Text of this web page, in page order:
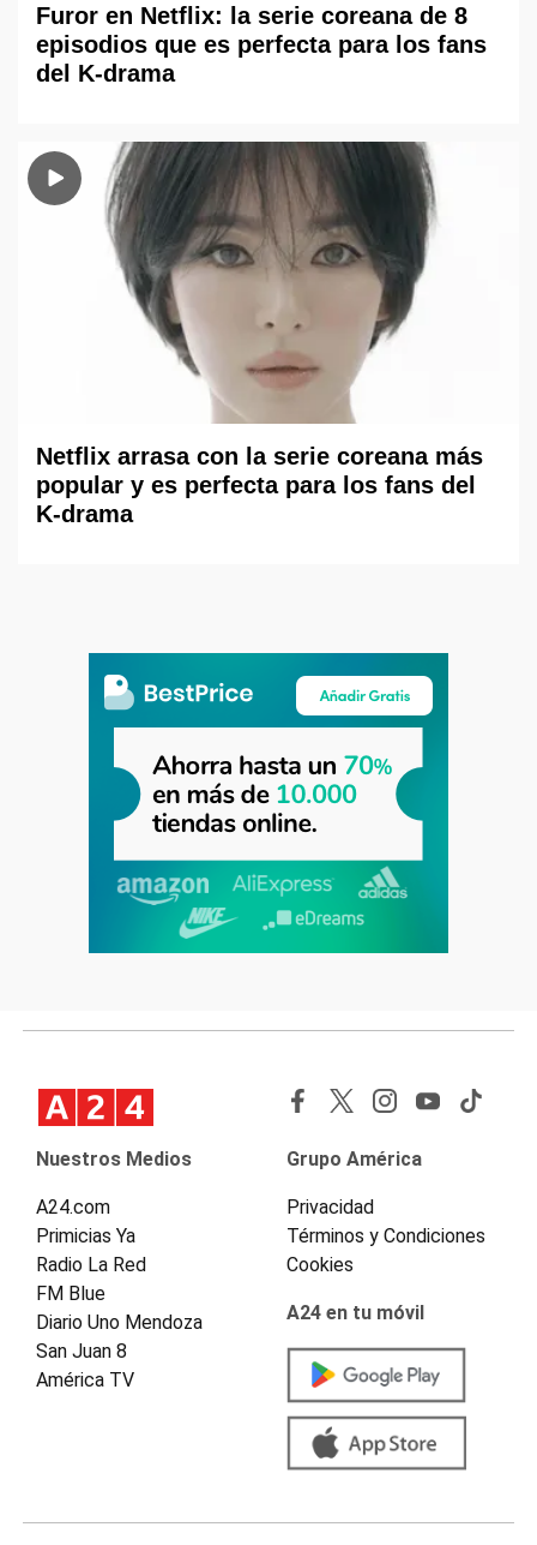
Furor en Netflix: la serie coreana de 8
episodios que es perfecta para los fans
del K-drama
Netflix arrasa con la serie coreana más
popular y es perfecta para los fans del
K-drama
Nuestros Medios
A24.com
Primicias Ya
Radio La Red
FM Blue
Diario Uno Mendoza
San Juan 8
América TV
Grupo América
Privacidad
Términos y Condiciones
Cookies
A24 en tu móvil